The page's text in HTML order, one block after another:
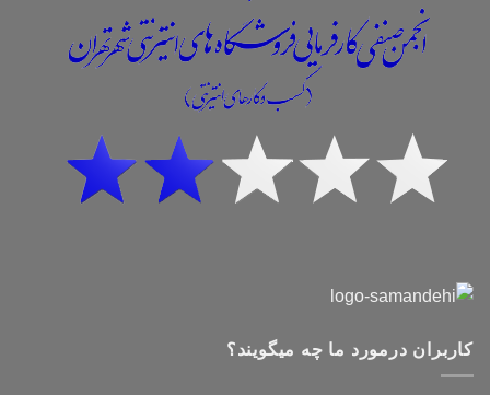
کاربران درمورد ما چه میگویند؟